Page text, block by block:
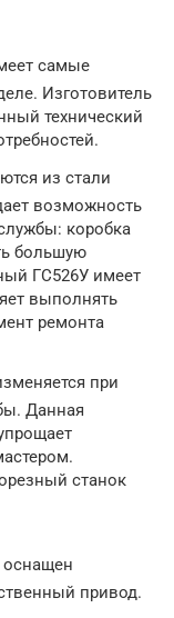
самые
Изготовитель
технический
из стали
возможность
коробка
большую
ГС526У имеет
выполнять
ремонта
при
Данная
станок
оснащен
привод.